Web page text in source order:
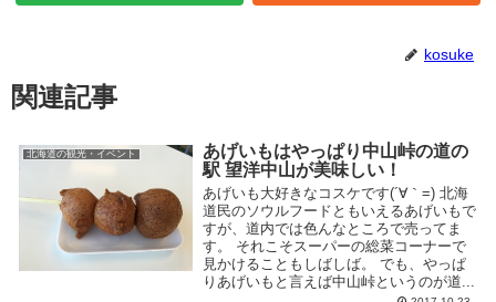
kosuke
関連記事
北海道の観光・イベント
あげいもはやっぱり中山峠の道の
駅 望洋中山が美味しい！
あげいも大好きなコスケです(´∀｀=) 北海
道民のソウルフードともいえるあげいもで
すが、道内では色んなところで売ってま
す。 それこそスーパーの総菜コーナーで
見かけることもしばしば。 でも、やっぱ
りあげいもと言えば中山峠というのが道...